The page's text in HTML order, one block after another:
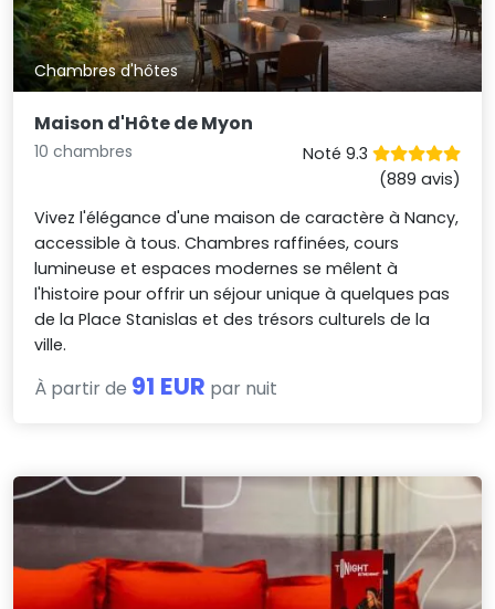
Chambres d'hôtes
Maison d'Hôte de Myon
10 chambres
Noté 9.3
(889 avis)
Vivez l'élégance d'une maison de caractère à Nancy,
accessible à tous. Chambres raffinées, cours
lumineuse et espaces modernes se mêlent à
l'histoire pour offrir un séjour unique à quelques pas
de la Place Stanislas et des trésors culturels de la
ville.
À partir de 91 EUR par nuit